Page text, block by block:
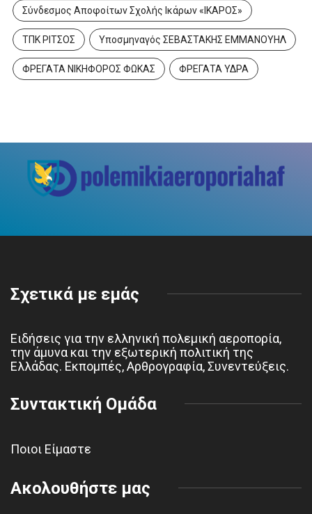
Σύνδεσμος Αποφοίτων Σχολής Ικάρων «ΙΚΑΡΟΣ»
ΤΠΚ ΡΙΤΣΟΣ Υποσμηναγός ΣΕΒΑΣΤΑΚΗΣ ΕΜΜΑΝΟΥΗΛ
ΦΡΕΓΑΤΑ ΝΙΚΗΦΟΡΟΣ ΦΩΚΑΣ ΦΡΕΓΑΤΑ ΥΔΡΑ
Σχετικά με εμάς
Ειδήσεις για την ελληνική πολεμική αεροπορία,
την άμυνα και την εξωτερική πολιτική της
Ελλάδας. Εκπομπές, Αρθρογραφία, Συνεντεύξεις.
Συντακτική Ομάδα
Ποιοι Είμαστε
Ακολουθήστε μας